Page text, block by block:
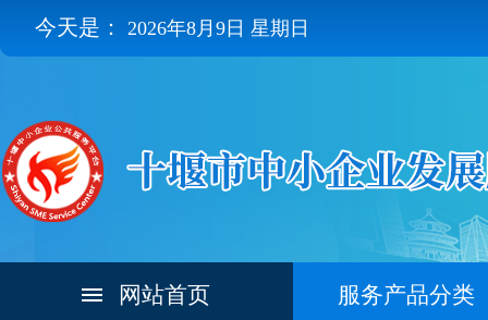
今天是： 2026年8月9日 星期日
网站首页 服务产品分类